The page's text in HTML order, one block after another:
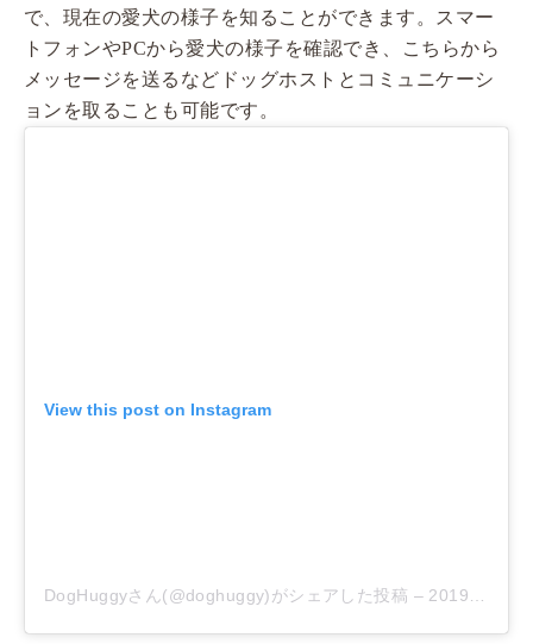
で、現在の愛犬の様子を知ることができます。スマー
トフォンやPCから愛犬の様子を確認でき、こちらから
メッセージを送るなどドッグホストとコミュニケーシ
ョンを取ることも可能です。
View this post on Instagram
DogHuggyさん(@doghuggy)がシェアした投稿 – 2019年 1月月28日午前3時00分PST